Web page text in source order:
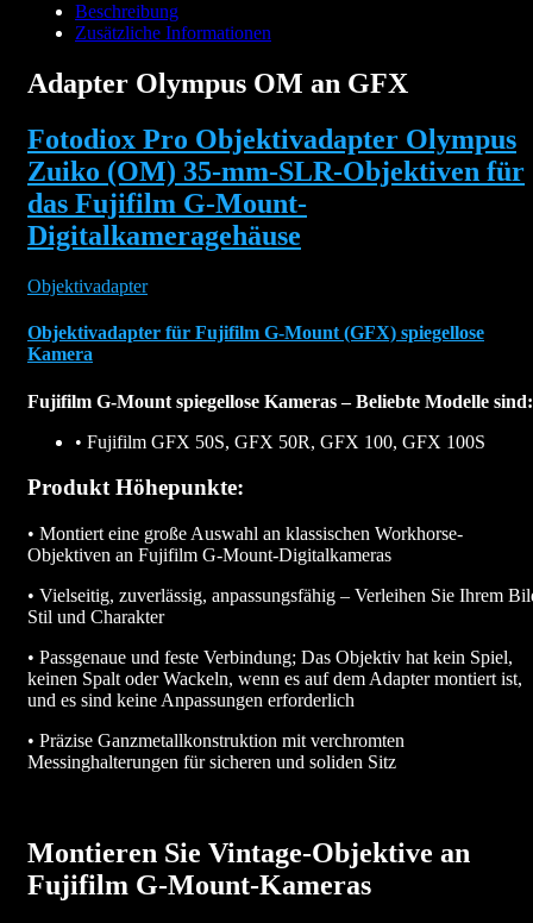
Beschreibung
Zusätzliche Informationen
Adapter Olympus OM an GFX
Fotodiox Pro Objektivadapter Olympus
Zuiko (OM) 35-mm-SLR-Objektiven für
das Fujifilm G-Mount-
Digitalkameragehäuse
Objektivadapter
Objektivadapter für Fujifilm G-Mount (GFX) spiegellose
Kamera
Fujifilm G-Mount spiegellose Kameras – Beliebte Modelle sind:
• Fujifilm GFX 50S, GFX 50R, GFX 100, GFX 100S
Produkt Höhepunkte:
• Montiert eine große Auswahl an klassischen Workhorse-
Objektiven an Fujifilm G-Mount-Digitalkameras
• Vielseitig, zuverlässig, anpassungsfähig – Verleihen Sie Ihrem
Stil und Charakter
• Passgenaue und feste Verbindung; Das Objektiv hat kein Spiel,
keinen Spalt oder Wackeln, wenn es auf dem Adapter montiert ist,
und es sind keine Anpassungen erforderlich
• Präzise Ganzmetallkonstruktion mit verchromten
Messinghalterungen für sicheren und soliden Sitz
Montieren Sie Vintage-Objektive an
Fujifilm G-Mount-Kameras